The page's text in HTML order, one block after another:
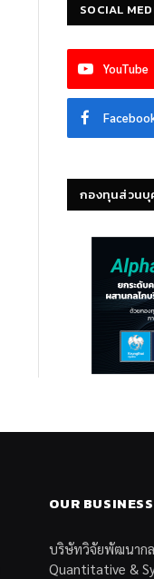
SOCIAL
YouTube
กองทุนส่วนบุ
OUR
บริษัทวิจัยพัฒนาก
Quantitative &